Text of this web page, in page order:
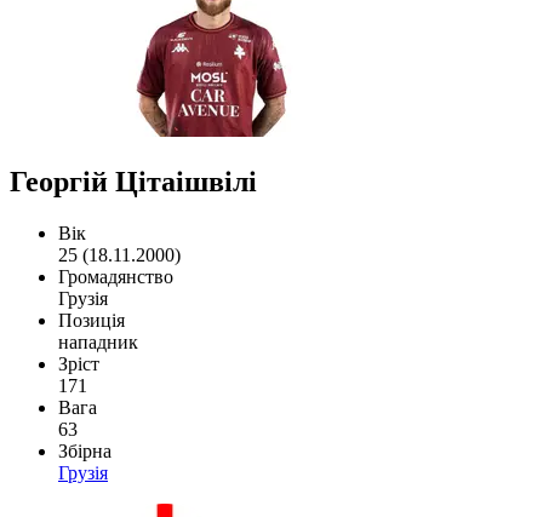
Георгій Цітаішвілі
Вік
25 (18.11.2000)
Громадянство
Грузія
Позиція
нападник
Зріст
171
Вага
63
Збірна
Грузія